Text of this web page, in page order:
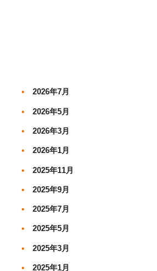
2026年7月
2026年5月
2026年3月
2026年1月
2025年11月
2025年9月
2025年7月
2025年5月
2025年3月
2025年1月